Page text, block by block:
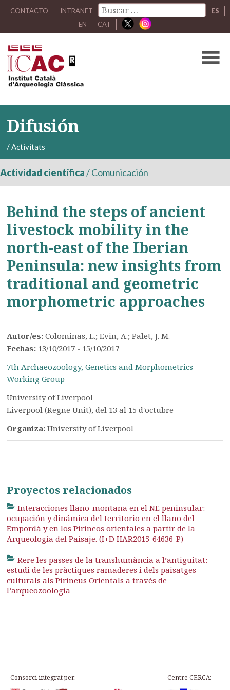
CONTACTO INTRANET
ES
EN
CAT
Difusión
/Activitats
Actividad científica/Comunicación
Behind the steps of ancient
livestock mobility in the
north-east of the Iberian
Peninsula: new insights from
traditional and geometric
morphometric approaches
Autor/es:Colominas, L.; Evin, A.; Palet, J. M.
Fechas: 13/10/2017 - 15/10/2017
7th Archaeozoology, Genetics and Morphometrics
Working Group
University of Liverpool
Liverpool (Regne Unit), del 13 al 15 d'octubre
Organiza:University of Liverpool
Proyectos relacionados
Interacciones llano-montaña en el NE peninsular:
ocupación y dinámica del territorio en el llano del
Empordà y en los Pirineos orientales a partir de la
Arqueología del Paisaje. (I+D HAR2015-64636-P)
Rere les passes de la transhumància a l’antiguitat:
estudi de les pràctiques ramaderes i dels paisatges
culturals als Pirineus Orientals a través de
l’arqueozoologia
Consorci integrat per: Centre CERCA: